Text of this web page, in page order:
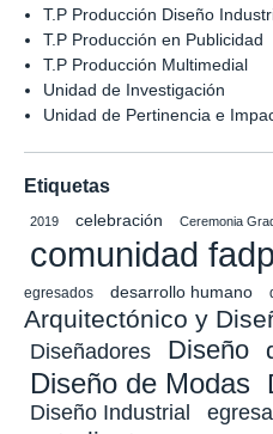
T.P Producción Diseño
T.P Producción en Publicidad
T.P Producción Multimedial
Unidad de Investigación
Unidad de Pertinencia e
Etiquetas
2019 celebración Ceremonia
comunidad fadp
egresados
desarrollo humano
Arquitectónico y
Diseñadores Diseño
Diseño de Modas
Diseño Industrial